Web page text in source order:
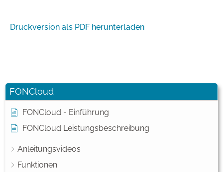
FONCloud
FONCloud - Einführung
FONCloud Leistungsbeschreibung
Anleitungsvideos
Funktionen
Druckversion als PDF herunterladen